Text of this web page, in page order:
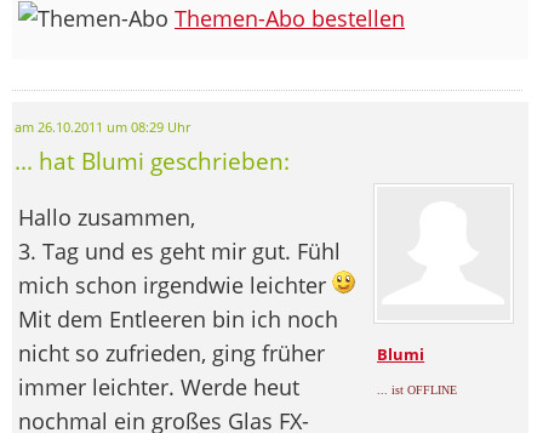
Themen-Abo bestellen
am 26.10.2011 um 08:29 Uhr
... hat Blumi geschrieben:
Blumi
... ist OFFLINE
Hallo zusammen,
3. Tag und es geht mir gut. Fühl
mich schon irgendwie leichter
Mit dem Entleeren bin ich noch
nicht so zufrieden, ging früher
immer leichter. Werde heut
nochmal ein großes Glas FX-